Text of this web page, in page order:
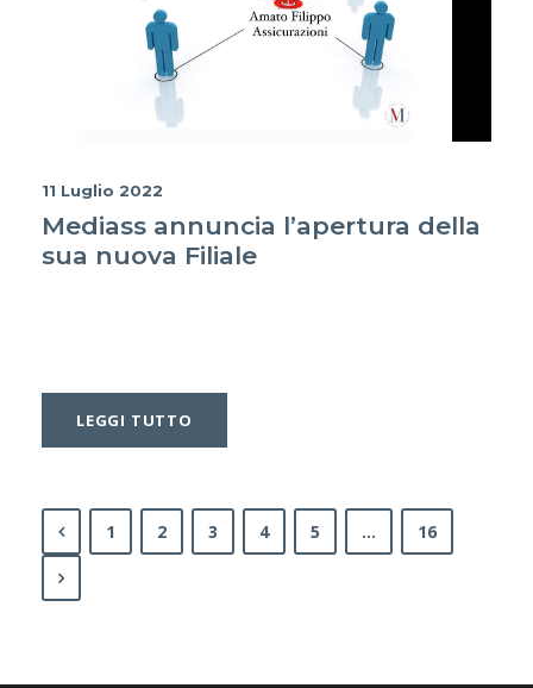
11 Luglio 2022
Mediass annuncia l’apertura della
sua nuova Filiale
LEGGI TUTTO
1 2 3 4 5 … 16